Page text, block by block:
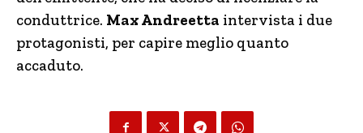
conduttrice. Max Andreetta intervista i due
protagonisti, per capire meglio quanto
accaduto.